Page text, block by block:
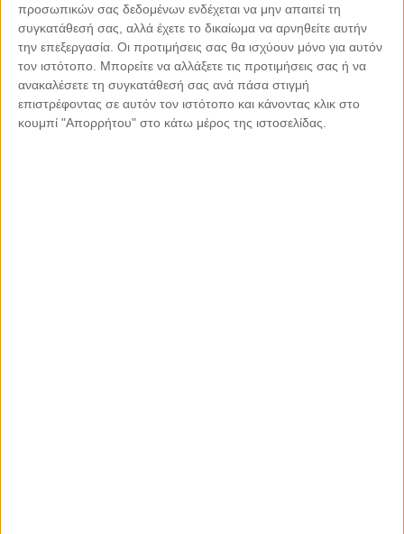
προσωπικών σας δεδομένων ενδέχεται να μην απαιτεί τη
συγκατάθεσή σας, αλλά έχετε το δικαίωμα να αρνηθείτε αυτήν
την επεξεργασία. Οι προτιμήσεις σας θα ισχύουν μόνο για αυτόν
τον ιστότοπο. Μπορείτε να αλλάξετε τις προτιμήσεις σας ή να
ανακαλέσετε τη συγκατάθεσή σας ανά πάσα στιγμή
επιστρέφοντας σε αυτόν τον ιστότοπο και κάνοντας κλικ στο
κουμπί "Απορρήτου" στο κάτω μέρος της ιστοσελίδας.
ΜΕ ΤΗΝ ΥΠΟΣΤΗΡΙΞΗ